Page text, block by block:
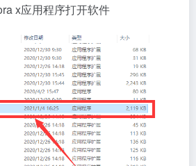
x应用程序打开软件